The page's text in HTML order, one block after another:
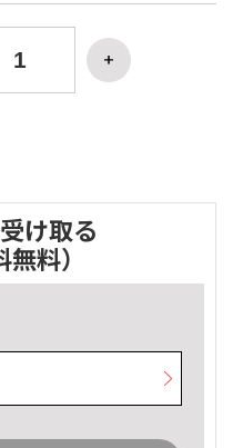
け取る
無料）